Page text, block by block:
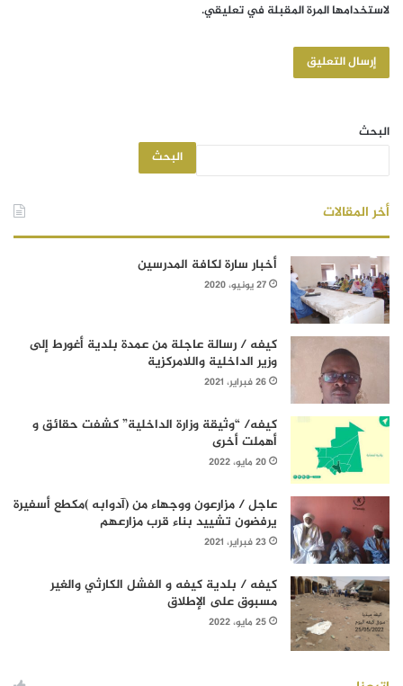
لاستخدامها المرة المقبلة في تعليقي.
البحث
البحث
أخر المقالات
أخبار سارة لكافة المدرسين
27 يونيو، 2020
كيفه / رسالة عاجلة من عمدة بلدية أغورط إلى
وزير الداخلية واللامركزية
26 فبراير، 2021
كيفه/ “وثيقة وزارة الداخلية” كشفت حقائق و
أهملت أخرى
20 مايو، 2022
عاجل / مزارعون ووجهاء من (آدوابه )مكطع أسفيرة
يرفضون تشييد بناء قرب مزارعهم
23 فبراير، 2021
كيفه / بلدية كيفه و الفشل الكارثي والغير
مسبوق على الإطلاق
25 مايو، 2022